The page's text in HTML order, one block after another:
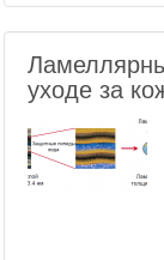
уходе за